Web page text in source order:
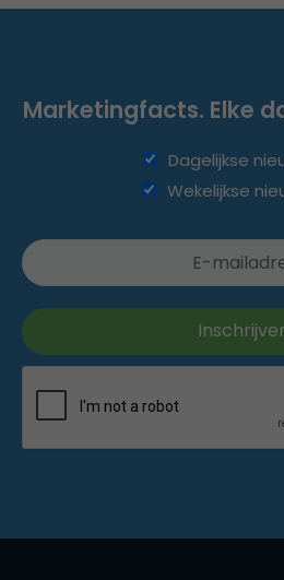
Marketingfacts. Elke
Dagelijkse
Wekelijkse